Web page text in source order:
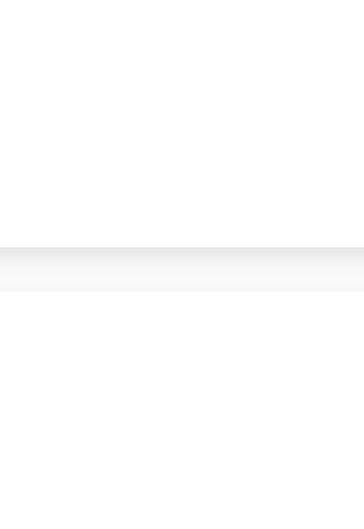
zapamiętanie informacji, które zmieniają
się użytkownik.
użytkowników na stronach internetowych.
klasyfikowania, wraz z dostawcami